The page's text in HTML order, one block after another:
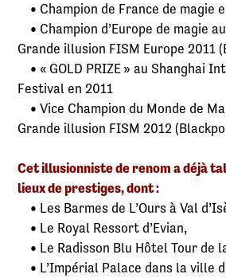
• Champion de France de magie
• Champion d’Europe de magie
Grande illusion FISM Europe 2011
• « GOLD PRIZE » au Shanghai
Festival en 2011
• Vice Champion du Monde de
Grande illusion FISM 2012
Cet illusionniste de renom a déjà
lieux de prestiges, dont :
• Les Barmes de L’Ours à Val
• Le Royal Ressort d’Evian,
• Le Radisson Blu Hôtel Tour de
• L’Impérial Palace dans la ville